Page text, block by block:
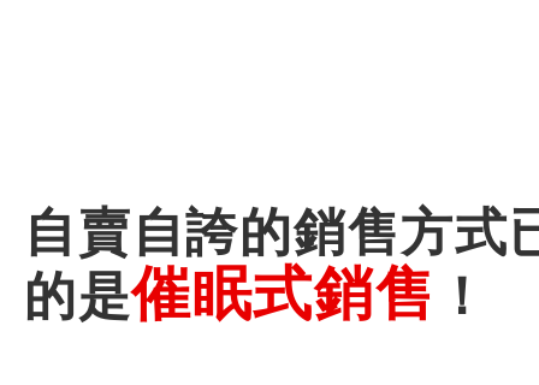
自賣自誇的銷售方式
的是催眠式銷售 ！